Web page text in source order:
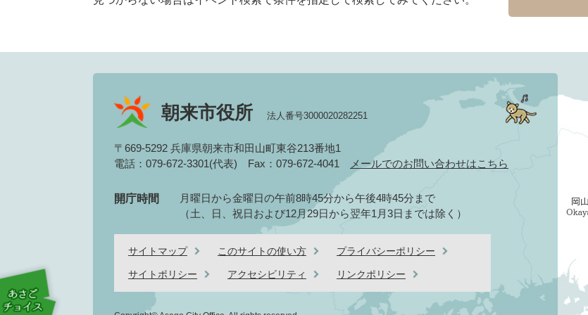
朝来市役所 法人番号3000020282251
〒669-5292 兵庫県朝来市和田山町東谷213番地1
電話：079-672-3301(代表) Fax：079-672-4041 メールでのお問い合わせはこちら
開庁時間
月曜日から金曜日の午前8時45分から午後4時45分まで
（土、日、祝日および12月29日から翌年1月3日までは除く）
サイトマップ このサイトの使い方 プライバシーポリシー
サイトポリシー アクセシビリティ リンクポリシー